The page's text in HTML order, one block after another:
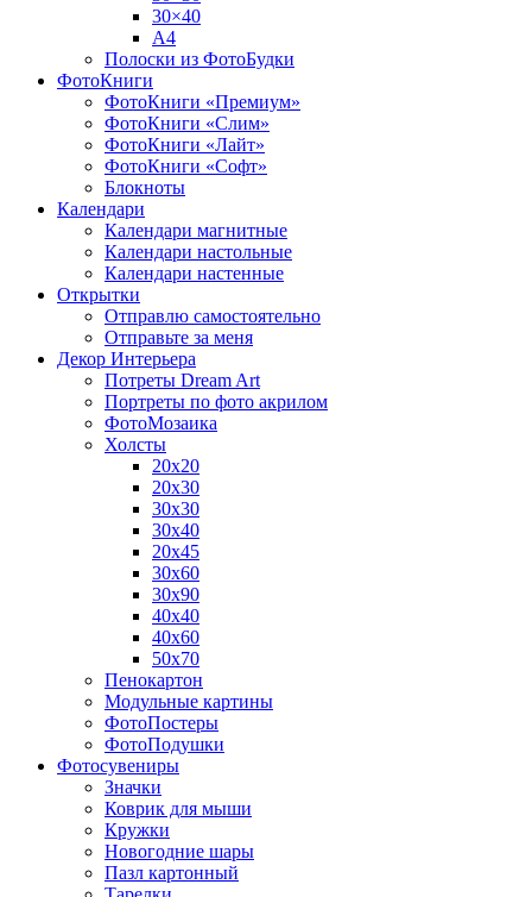
30×40
A4
Полоски из ФотоБудки
ФотоКниги
ФотоКниги «Премиум»
ФотоКниги «Слим»
ФотоКниги «Лайт»
ФотоКниги «Софт»
Блокноты
Календари
Календари магнитные
Календари настольные
Календари настенные
Открытки
Отправлю самостоятельно
Отправьте за меня
Декор Интерьера
Потреты Dream Art
Портреты по фото акрилом
ФотоМозаика
Холсты
20х20
20х30
30х30
30х40
20х45
30х60
30х90
40х40
40х60
50х70
Пенокартон
Модульные картины
ФотоПостеры
ФотоПодушки
Фотоcувениры
Значки
Коврик для мыши
Кружки
Новогодние шары
Пазл картонный